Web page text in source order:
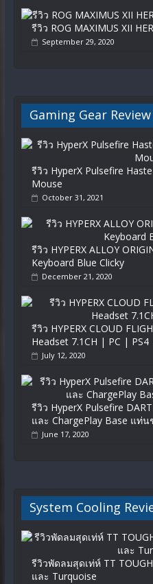
รีวิว ROG MAXIMUS XII
September 29, 2020
Gaming Gear Review
รีวิว HyperX Pulsefire
Mouse
October 31, 2021
รีวิว HYPERX ALLOY
Keyboard Blue Clicky
December 21, 2020
รีวิว HYPERX CLOUD
Headset 7.1CH | PC | PS4
July 12, 2020
รีวิว HyperX Pulsefire
และ ChargePlay Base แท่น
June 17, 2020
System Cooling
รีวิวพัดลมสุดเท่ห์ TT
และ Turquoise